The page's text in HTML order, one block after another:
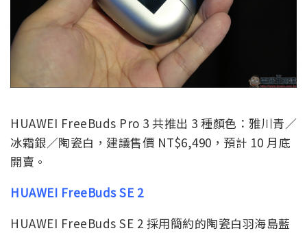
HUAWEI FreeBuds Pro 3 共推出 3 種顏色：雅川青／
冰霜銀／陶瓷白，建議售價 NT$6,490，預計 10 月底
開賣。
HUAWEI FreeBuds SE 2
HUAWEI FreeBuds SE 2 採用簡約的陶瓷白羽海島藍